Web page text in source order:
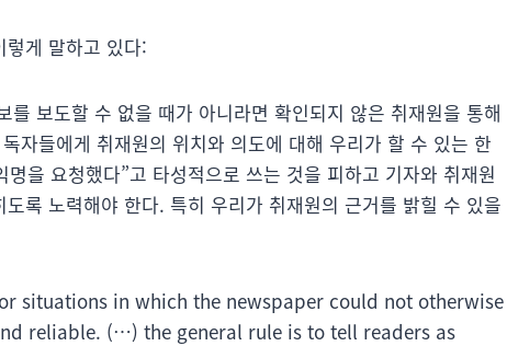
게 말하고 있다:
보도할 수 없을 때가 아니라면 확인되지 않은 취재원을 통해
자들에게 취재원의 위치와 의도에 대해 우리가 할 수 있는 한
을 요청했다”고 타성적으로 쓰는 것을 피하고 기자와 취재원
록 노력해야 한다. 특히 우리가 취재원의 근거를 밝힐 수 있을
situations in which the newspaper could not otherwise
reliable. (…) the general rule is to tell readers as